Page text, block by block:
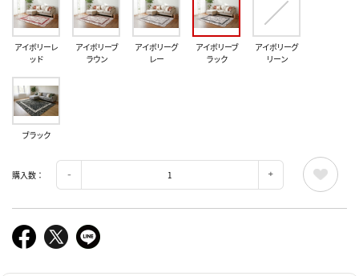
アイボリーレ
ッド
アイボリーブ
ラウン
アイボリーグ
レー
アイボリーブ
ラック
アイボリーグ
リーン
ブラック
購入数：